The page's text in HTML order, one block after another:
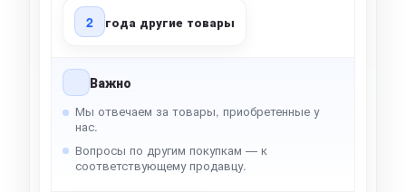
2 года другие товары
Важно
Мы отвечаем за товары, приобретенные у
нас.
Вопросы по другим покупкам — к
соответствующему продавцу.